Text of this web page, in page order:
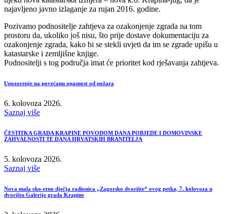
najavljeno javno izlaganje za rujan 2016. godine.
Pozivamo podnositelje zahtjeva za ozakonjenje zgrada na tom
prostoru da, ukoliko još nisu, što prije dostave dokumentaciju za
ozakonjenje zgrada, kako bi se stekli uvjeti da im se zgrade upišu u
katastarske i zemljišne knjige.
Podnositelji s tog područja imat će prioritet kod rješavanja zahtjeva.
Upozorenje na povećanu opasnost od požara
6. kolovoza 2026.
Saznaj više
ČESTITKA GRADA KRAPINE POVODOM DANA POBJEDE I DOMOVINSKE
ZAHVALNOSTI TE DANA HRVATSKIH BRANITELJA
5. kolovoza 2026.
Saznaj više
Nova mala eko-etno dječja radionica „Zagorsko dvorište“ ovog petka, 7. kolovoza u
dvorištu Galerije grada Krapine